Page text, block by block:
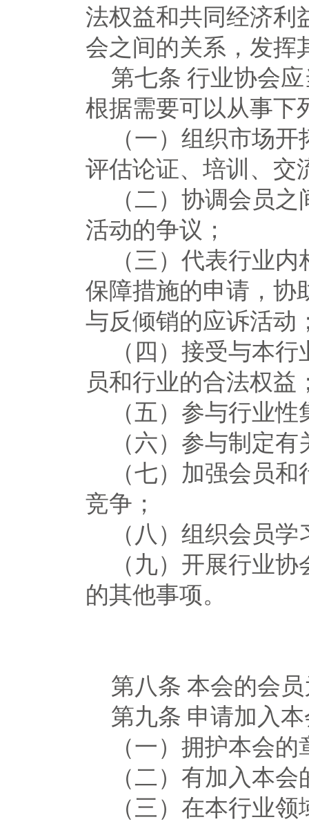
法权益和共同经济利
会之间的关系，发挥
第七条 行业协会
根据需要可以从事下
（一）组织市场
评估论证、培训、交
（二）协调会员
活动的争议；
（三）代表行业
保障措施的申请，协
与反倾销的应诉活动
（四）接受与本
员和行业的合法权益
（五）参与行业
（六）参与制定
（七）加强会员
竞争；
（八）组织会员
（九）开展行业
的其他事项。
第八条 本会的会
第九条 申请加入
（一）拥护本会的
（二）有加入本
（三）在本行业